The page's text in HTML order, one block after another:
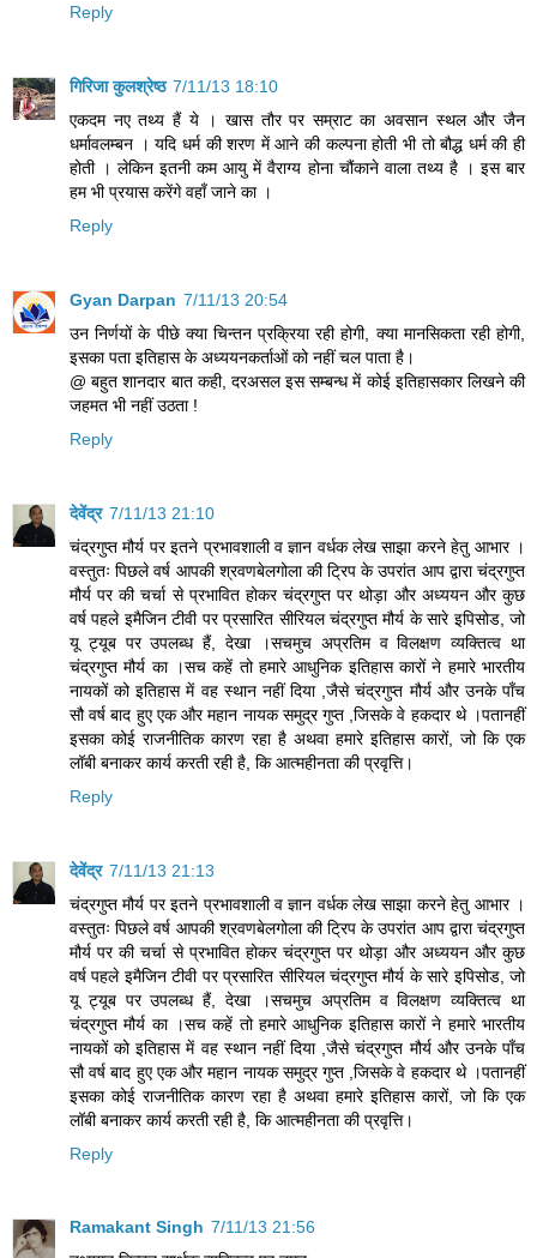
Reply
गिरिजा कुलश्रेष्ठ 7/11/13 18:10
एकदम नए तथ्य हैं ये । खास तौर पर सम्राट का अवसान स्थल और जैन
धर्मावलम्बन । यदि धर्म की शरण में आने की कल्पना होती भी तो बौद्ध धर्म की ही
होती । लेकिन इतनी कम आयु में वैराग्य होना चौंकाने वाला तथ्य है । इस बार
हम भी प्रयास करेंगे वहाँ जाने का ।
Reply
Gyan Darpan 7/11/13 20:54
उन निर्णयों के पीछे क्या चिन्तन प्रक्रिया रही होगी, क्या मानसिकता रही होगी,
इसका पता इतिहास के अध्ययनकर्ताओं को नहीं चल पाता है।
@ बहुत शानदार बात कही, दरअसल इस सम्बन्ध में कोई इतिहासकार लिखने की
जहमत भी नहीं उठता !
Reply
देवेंद्र 7/11/13 21:10
चंद्रगुप्त मौर्य पर इतने प्रभावशाली व ज्ञान वर्धक लेख साझा करने हेतु आभार ।
वस्तुतः पिछले वर्ष आपकी श्रवणबेलगोला की ट्रिप के उपरांत आप द्वारा चंद्रगुप्त
मौर्य पर की चर्चा से प्रभावित होकर चंद्रगुप्त पर थोड़ा और अध्ययन और कुछ
वर्ष पहले इमैजिन टीवी पर प्रसारित सीरियल चंद्रगुप्त मौर्य के सारे इपिसोड, जो
यू ट्यूब पर उपलब्ध हैं, देखा ।सचमुच अप्रतिम व विलक्षण व्यक्तित्व था
चंद्रगुप्त मौर्य का ।सच कहें तो हमारे आधुनिक इतिहास कारों ने हमारे भारतीय
नायकों को इतिहास में वह स्थान नहीं दिया ,जैसे चंद्रगुप्त मौर्य और उनके पाँच
सौ वर्ष बाद हुए एक और महान नायक समुद्र गुप्त ,जिसके वे हकदार थे ।पतानहीं
इसका कोई राजनीतिक कारण रहा है अथवा हमारे इतिहास कारों, जो कि एक
लॉबी बनाकर कार्य करती रही है, कि आत्महीनता की प्रवृत्ति।
Reply
देवेंद्र 7/11/13 21:13
चंद्रगुप्त मौर्य पर इतने प्रभावशाली व ज्ञान वर्धक लेख साझा करने हेतु आभार ।
वस्तुतः पिछले वर्ष आपकी श्रवणबेलगोला की ट्रिप के उपरांत आप द्वारा चंद्रगुप्त
मौर्य पर की चर्चा से प्रभावित होकर चंद्रगुप्त पर थोड़ा और अध्ययन और कुछ
वर्ष पहले इमैजिन टीवी पर प्रसारित सीरियल चंद्रगुप्त मौर्य के सारे इपिसोड, जो
यू ट्यूब पर उपलब्ध हैं, देखा ।सचमुच अप्रतिम व विलक्षण व्यक्तित्व था
चंद्रगुप्त मौर्य का ।सच कहें तो हमारे आधुनिक इतिहास कारों ने हमारे भारतीय
नायकों को इतिहास में वह स्थान नहीं दिया ,जैसे चंद्रगुप्त मौर्य और उनके पाँच
सौ वर्ष बाद हुए एक और महान नायक समुद्र गुप्त ,जिसके वे हकदार थे ।पतानहीं
इसका कोई राजनीतिक कारण रहा है अथवा हमारे इतिहास कारों, जो कि एक
लॉबी बनाकर कार्य करती रही है, कि आत्महीनता की प्रवृत्ति।
Reply
Ramakant Singh 7/11/13 21:56